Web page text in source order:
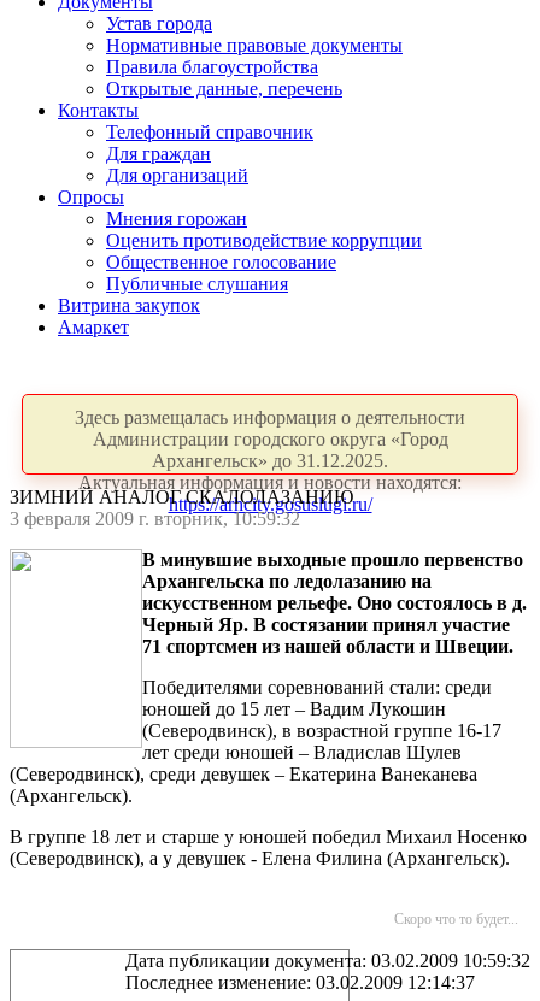
Устав города
Нормативные правовые документы
Правила благоустройства
Открытые данные, перечень
Контакты
Телефонный справочник
Для граждан
Для организаций
Опросы
Мнения горожан
Оценить противодействие коррупции
Общественное голосование
Публичные слушания
Витрина закупок
Амаркет
Здесь размещалась информация о деятельности
Администрации городского округа «Город
Архангельск» до 31.12.2025.
Актуальная информация и новости находятся:
https://arhcity.gosuslugi.ru/
ЗИМНИЙ АНАЛОГ СКАЛОЛАЗАНИЮ
3 февраля 2009 г. вторник, 10:59:32
В минувшие выходные прошло первенство
Архангельска по ледолазанию на
искусственном рельефе. Оно состоялось в д.
Черный Яр. В состязании принял участие
71 спортсмен из нашей области и Швеции.
Победителями соревнований стали: среди
юношей до 15 лет – Вадим Лукошин
(Северодвинск), в возрастной группе 16-17
лет среди юношей – Владислав Шулев
(Северодвинск), среди девушек – Екатерина Ванеканева
(Архангельск).
В группе 18 лет и старше у юношей победил Михаил Носенко
(Северодвинск), а у девушек - Елена Филина (Архангельск).
Скоро что то будет...
Дата публикации документа: 03.02.2009 10:59:32
Последнее изменение: 03.02.2009 12:14:37